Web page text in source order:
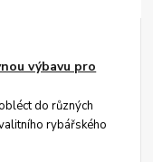
výbavu pro
do různých
rybářského